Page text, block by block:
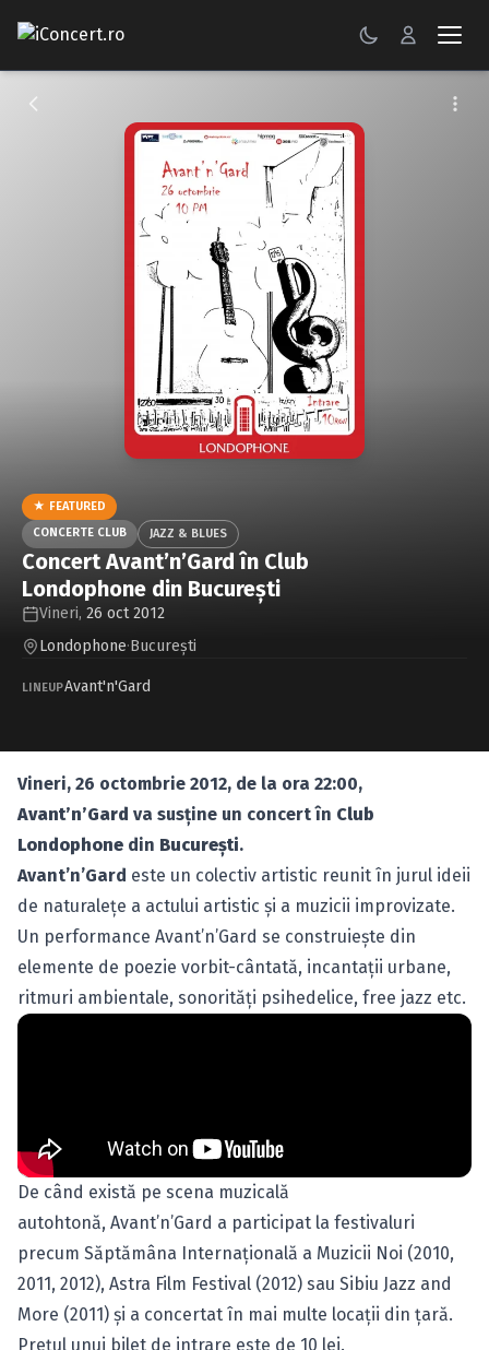
CONCERTE
Caută în site...
★ FEATURED
CONCERTE CLUB
JAZZ & BLUES
Concert Avant’n’Gard în Club
Londophone din Bucureşti
Vineri, 26 oct 2012
Londophone·Bucureşti
LINEUPAvant'n'Gard
Vineri, 26 octombrie 2012, de la ora 22:00,
Avant’n’Gard va susţine un concert în Club
Londophone din Bucureşti.
Avant’n’Gard este un colectiv artistic reunit în jurul ideii
de naturaleţe a actului artistic şi a muzicii improvizate.
Un performance Avant’n’Gard se construieşte din
elemente de poezie vorbit-cântată, incantaţii urbane,
ritmuri ambientale, sonorităţi psihedelice, free jazz etc.
De când există pe scena muzicală
autohtonă, Avant’n’Gard a participat la festivaluri
precum Săptămâna Internaţională a Muzicii Noi (2010,
2011, 2012), Astra Film Festival (2012) sau Sibiu Jazz and
More (2011) şi a concertat în mai multe locaţii din ţară.
Preţul unui bilet de intrare este de 10 lei.